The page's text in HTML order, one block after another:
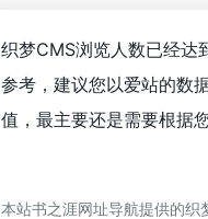
织梦CMS浏览人数已经达
参考，建议您以爱站的数
值，最主要还是需要根据
本站书之涯网址导航提供的